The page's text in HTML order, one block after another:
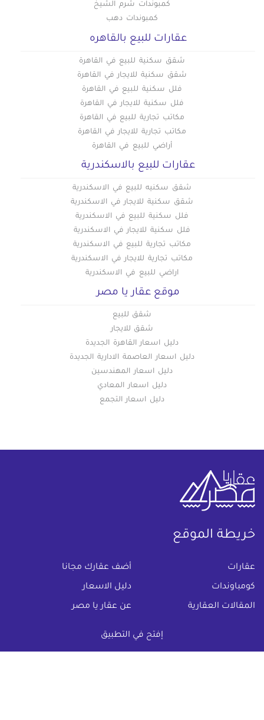
إفتح في التطبيق
كمبوندات شرم الشيخ
كمبوندات دهب
عقارات للبيع بالقاهره
شقق سكنية للبيع في القاهرة
شقق سكنية للايجار في القاهرة
فلل سكنية للبيع في القاهرة
فلل سكنية للايجار في القاهرة
مكاتب تجارية للبيع في القاهرة
مكاتب تجارية للايجار في القاهرة
أراضي للبيع في القاهرة
عقارات للبيع بالاسكندرية
شقق سكنيه للبيع في الاسكندرية
شقق سكنية للايجار في الاسكندرية
فلل سكنية للبيع في الاسكندرية
فلل سكنية للايجار في الاسكندرية
مكاتب تجارية للبيع في الاسكندرية
مكاتب تجارية للايجار في الاسكندرية
اراضي للبيع في الاسكندرية
موقع عقار يا مصر
شقق للبيع
شقق للايجار
دليل اسعار القاهرة الجديدة
دليل اسعار العاصمة الادارية الجديدة
دليل اسعار المهندسين
دليل اسعار المعادي
دليل اسعار التجمع
خريطة الموقع
عقارات أضف عقارك مجانا
كومباوندات دليل الاسعار
المقالات العقارية عن عقار يا مصر